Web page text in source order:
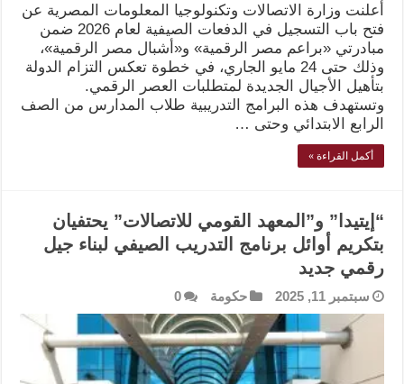
أعلنت وزارة الاتصالات وتكنولوجيا المعلومات المصرية عن
فتح باب التسجيل في الدفعات الصيفية لعام 2026 ضمن
مبادرتي «براعم مصر الرقمية» و«أشبال مصر الرقمية»،
وذلك حتى 24 مايو الجاري، في خطوة تعكس التزام الدولة
بتأهيل الأجيال الجديدة لمتطلبات العصر الرقمي.
وتستهدف هذه البرامج التدريبية طلاب المدارس من الصف
الرابع الابتدائي وحتى …
أكمل القراءة »
“إيتيدا” و”المعهد القومي للاتصالات” يحتفيان
بتكريم أوائل برنامج التدريب الصيفي لبناء جيل
رقمي جديد
سبتمبر 11, 2025 حكومة 0